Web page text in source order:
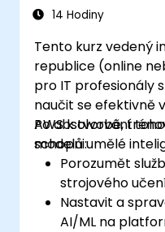
14 Hodiny
Tento kurz vedený
republice (online
pro IT profesionály
naučit se efektivně
AWS k tvorbě,
modelů umělé
Po absolvování
schopni:
Porozumět
strojového
Nastavit a
AI/ML na